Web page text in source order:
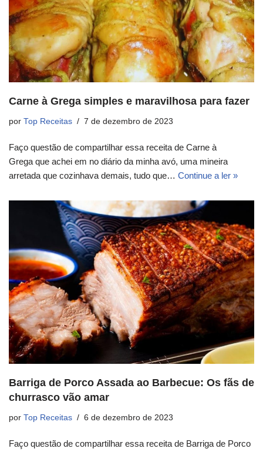
Carne à Grega simples e maravilhosa para fazer
por Top Receitas 7 de dezembro de 2023
Faço questão de compartilhar essa receita de Carne à
Grega que achei em no diário da minha avó, uma mineira
arretada que cozinhava demais, tudo que… Continue a ler »
Barriga de Porco Assada ao Barbecue: Os fãs de
churrasco vão amar
por Top Receitas 6 de dezembro de 2023
Faço questão de compartilhar essa receita de Barriga de Porco